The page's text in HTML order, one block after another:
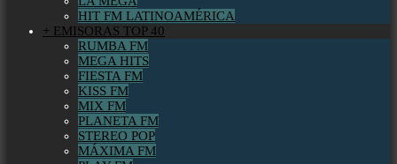
HIT FM LATINOAMÉRICA
+ EMISORAS TOP 40
RUMBA FM
MEGA HITS
FIESTA FM
KISS FM
MIX FM
PLANETA FM
STEREO POP
MÁXIMA FM